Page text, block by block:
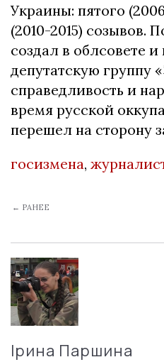
Украины: пятого
(2010-2015) созывов.
создал в облсовете и
депутатскую группу
справедливость и
время русской
перешел на сторону
госизмена,
← РАНЕЕ
Ірина Паршина